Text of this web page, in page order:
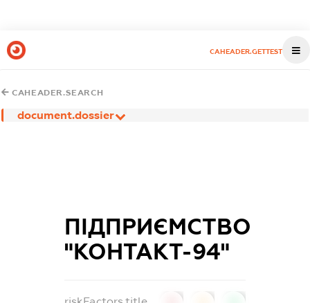
CAHEADER.GETTEST
CAHEADER.SEARCH
document.dossier
ПІДПРИЄМСТВО
"КОНТАКТ-94"